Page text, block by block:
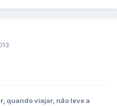
quando viajar, não leve a